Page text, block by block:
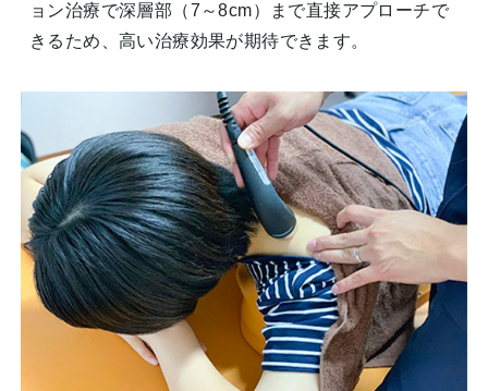
ョン治療で深層部（7～8cm）まで直接アプローチで
きるため、高い治療効果が期待できます。